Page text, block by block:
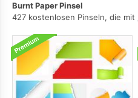
Burnt Paper Pinsel
427 kostenlosen Pinseln, die mit